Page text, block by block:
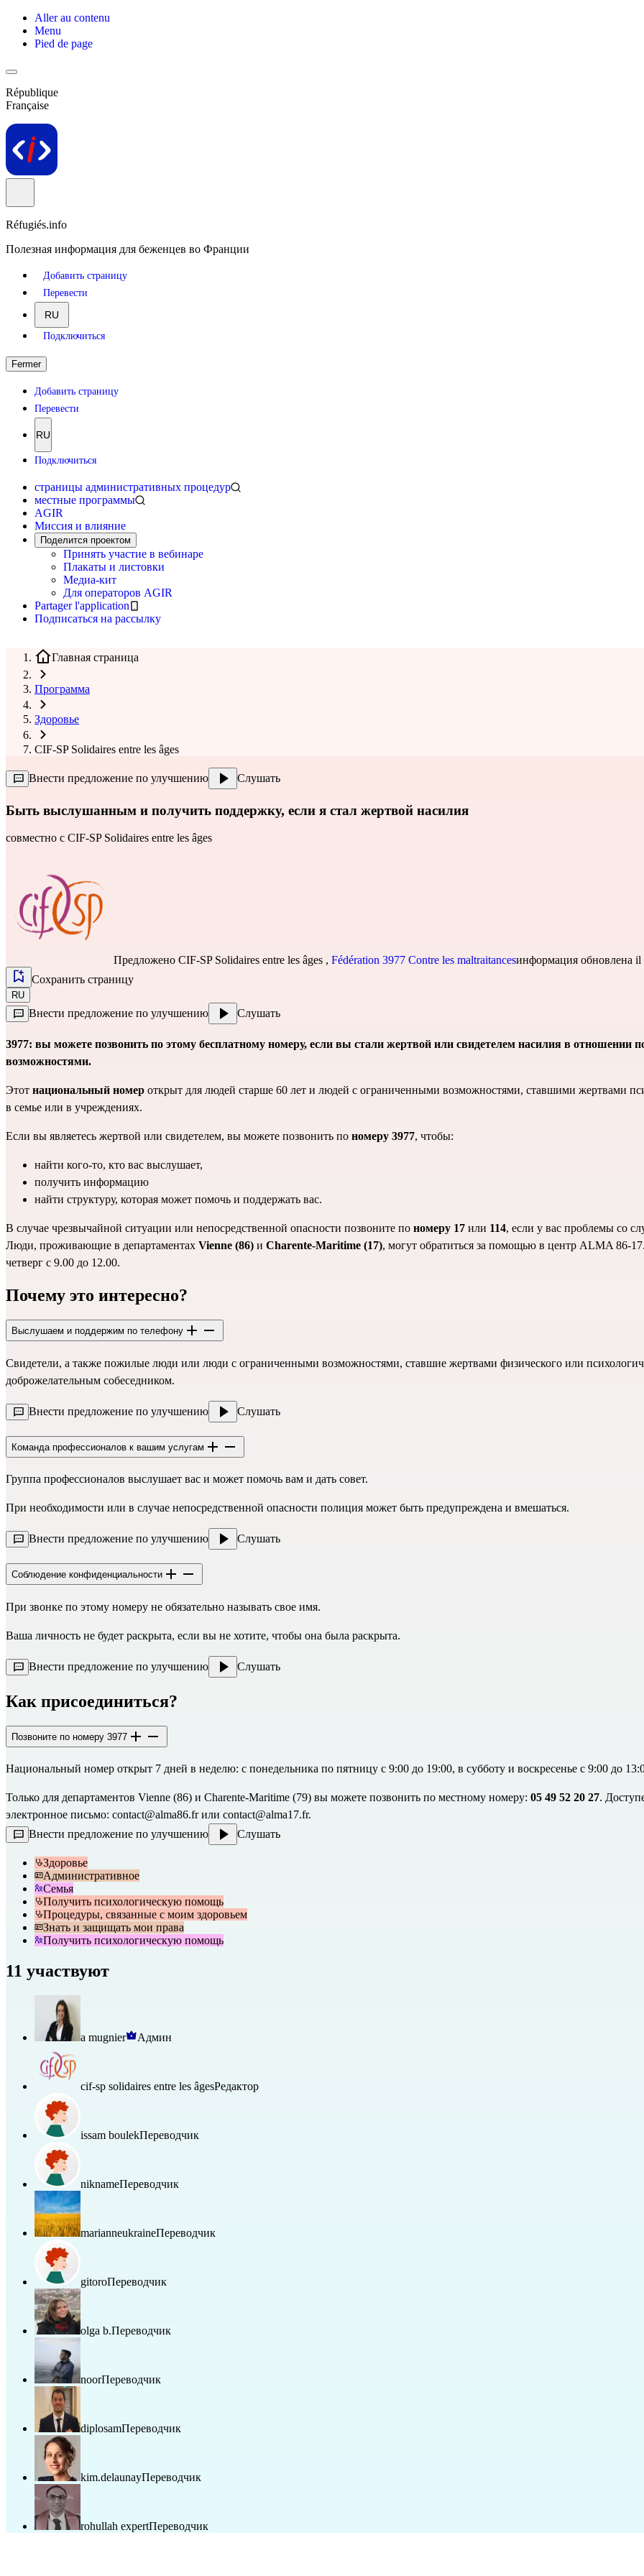
Aller au contenu
Menu
Pied de page
République
Française
Réfugiés.info
Полезная информация для беженцев во Франции
Добавить страницу
Перевести
RU
Подключиться
Fermer
Добавить страницу
Перевести
RU
Подключиться
страницы административных процедур
местные программы
AGIR
Миссия и влияние
Поделится проектом
Принять участие в вебинаре
Плакаты и листовки
Медиа-кит
Для операторов AGIR
Partager l'application
Подписаться на рассылку
Главная страница
Программа
Здоровье
CIF-SP Solidaires entre les âges
Внести предложение по улучшению Слушать
Быть выслушанным и получить поддержку, если я стал жертвой насилия
совместно с CIF-SP Solidaires entre les âges
Предложено CIF-SP Solidaires entre les âges , Fédération 3977 Contre les maltraitancesинформация обновлена il
Сохранить страницу
RU
Внести предложение по улучшению Слушать
3977: вы можете позвонить по этому бесплатному номеру, если вы стали жертвой или свидетелем насилия в отношении
возможностями.
Этот национальный номер открыт для людей старше 60 лет и людей с ограниченными возможностями, ставшими жертвами
в семье или в учреждениях.
Если вы являетесь жертвой или свидетелем, вы можете позвонить по номеру 3977, чтобы:
найти кого-то, кто вас выслушает,
получить информацию
найти структуру, которая может помочь и поддержать вас.
В случае чрезвычайной ситуации или непосредственной опасности позвоните по номеру 17 или 114, если у вас проблемы со
Люди, проживающие в департаментах Vienne (86) и Charente-Maritime (17), могут обратиться за помощью в центр ALMA 86-
четверг с 9.00 до 12.00.
Почему это интересно?
Выслушаем и поддержим по телефону
Свидетели, а также пожилые люди или люди с ограниченными возможностями, ставшие жертвами физического или
доброжелательным собеседником.
Внести предложение по улучшению Слушать
Команда профессионалов к вашим услугам
Группа профессионалов выслушает вас и может помочь вам и дать совет.
При необходимости или в случае непосредственной опасности полиция может быть предупреждена и вмешаться.
Внести предложение по улучшению Слушать
Соблюдение конфиденциальности
При звонке по этому номеру не обязательно называть свое имя.
Ваша личность не будет раскрыта, если вы не хотите, чтобы она была раскрыта.
Внести предложение по улучшению Слушать
Как присоединиться?
Позвоните по номеру 3977
Национальный номер открыт 7 дней в неделю: с понедельника по пятницу с 9:00 до 19:00, в субботу и воскресенье с 9:00 до
Только для департаментов Vienne (86) и Charente-Maritime (79) вы можете позвонить по местному номеру: 05 49 52 20 27.
электронное письмо: contact@alma86.frили contact@alma17.fr.
Внести предложение по улучшению
Слушать
Здоровье
Административное
Семья
Получить психологическую помощь
Процедуры, связанные с моим здоровьем
Знать и защищать мои права
Получить психологическую помощь
11 участвуют
a mugnier Админ
cif-sp solidaires entre les âgesРедактор
issam boulekПереводчик
niknameПереводчик
marianneukraineПереводчик
gitoroПереводчик
olga b.Переводчик
noorПереводчик
diplosamПереводчик
kim.delaunayПереводчик
rohullah expertПереводчик